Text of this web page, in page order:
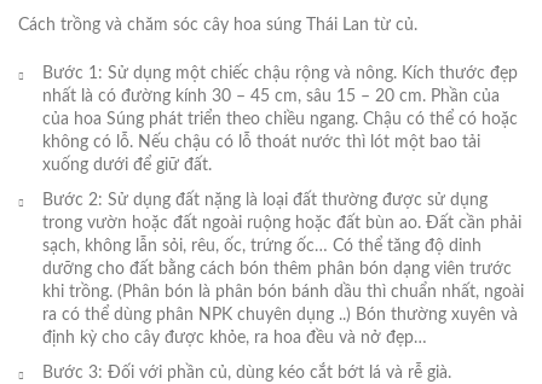
Cách trồng và chăm sóc cây hoa súng Thái Lan từ củ.
Bước 1: Sử dụng một chiếc chậu rộng và nông. Kích thước đẹp
nhất là có đường kính 30 – 45 cm, sâu 15 – 20 cm. Phần của
của hoa Súng phát triển theo chiều ngang. Chậu có thể có hoặc
không có lỗ. Nếu chậu có lỗ thoát nước thì lót một bao tải
xuống dưới để giữ đất.
Bước 2: Sử dụng đất nặng là loại đất thường được sử dụng
trong vườn hoặc đất ngoài ruộng hoặc đất bùn ao. Đất cần phải
sạch, không lẫn sỏi, rêu, ốc, trứng ốc… Có thể tăng độ dinh
dưỡng cho đất bằng cách bón thêm phân bón dạng viên trước
khi trồng. (Phân bón là phân bón bánh dầu thì chuẩn nhất, ngoài
ra có thể dùng phân NPK chuyên dụng ..) Bón thường xuyên và
định kỳ cho cây được khỏe, ra hoa đều và nở đẹp…
Bước 3: Đối với phần củ, dùng kéo cắt bớt lá và rễ già.